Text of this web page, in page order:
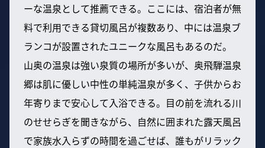
ーな温泉として推薦できる。ここには、宿泊者が無
料で利用できる貸切風呂が複数あり、中には温泉ブ
ランコが設置されたユニークな風呂もあるのだ。
山奥の温泉は強い泉質の場所が多いが、奥飛騨温泉
郷は肌に優しい中性の単純温泉が多く、子供からお
年寄りまで安心して入浴できる。目の前を流れる川
のせせらぎを聞きながら、自然に囲まれた露天風呂
で家族水入らずの時間を過ごせば、誰もがリラック